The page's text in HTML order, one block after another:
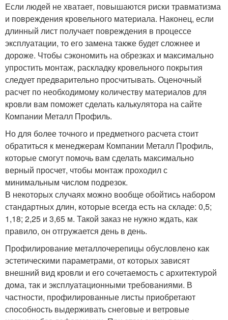
Если людей не хватает, повышаются риски травматизма
и повреждения кровельного материала. Наконец, если
длинный лист получает повреждения в процессе
эксплуатации, то его замена также будет сложнее и
дороже. Чтобы сэкономить на обрезках и максимально
упростить монтаж, раскладку кровельного покрытия
следует предварительно просчитывать. Оценочный
расчет по необходимому количеству материалов для
кровли вам поможет сделать калькулятора на сайте
Компании Металл Профиль.
Но для более точного и предметного расчета стоит
обратиться к менеджерам Компании Металл Профиль,
которые смогут помочь вам сделать максимально
верный просчет, чтобы монтаж проходил с
минимальным числом подрезок.
В некоторых случаях можно вообще обойтись набором
стандартных длин, которые всегда есть на складе: 0,5;
1,18; 2,25 и 3,65 м. Такой заказ не нужно ждать, как
правило, он отгружается день в день.
Профилирование металлочерепицы обусловлено как
эстетическими параметрами, от которых зависят
внешний вид кровли и его сочетаемость с архитектурой
дома, так и эксплуатационными требованиями. В
частности, профилированные листы приобретают
способность выдерживать снеговые и ветровые